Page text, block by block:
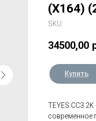
(X164)
SKU:
34500,00
Купить
TEYES CC3
современное